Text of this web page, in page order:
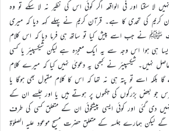
سکتا اور فی الواقعہ اگر کوئی اس کی نظیر نہ لا سکے تو وہ
کریم کی تحدی کا ہے۔ قرآن کریم نے پہلے کہہ دیا کہ میری
ﷺ نے جب اسے پیش کیا تو ساتھ ہی فرما دیا کہ اس کلام
ہی ہوا اس وجہ سے یہ ایک معجزہ ہے لیکن شیکسپیئر یا کسی
نہیں۔ شیکسپیئر نے کبھی یہ دعویٰ نہیں کیا کہ میرے کلام
بلکہ اسے تو پتہ ہی نہ تھا کہ اس کا کلام مقبول بھی ہوگا یا
جو بعض بزرگوں کی جگہوں پر ہوتے ہیں یا اور جلسے ان کے
دی گئی اور کوئی ایسی پیشگوئی ان کے متعلق کسی کی طرف
لیکن ہمارے جلسہ کے متعلق حضرت مسیح موعود علیہ الصلوٰۃ